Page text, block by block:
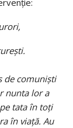
de comuniști
nunta lor a
tata în toți
în viață. Au